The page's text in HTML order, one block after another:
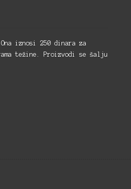
iznosi 250 dinara za
težine. Proizvodi se šalju